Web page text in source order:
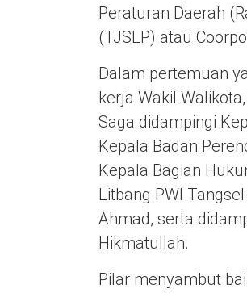
Peraturan Daerah
(TJSLP) atau
Dalam pertemuan
kerja Wakil
Saga didampingi
Kepala Badan
Kepala Bagian
Litbang PWI
Ahmad, serta
Hikmatullah.
Pilar menyambut